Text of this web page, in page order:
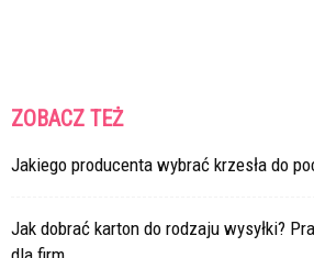
ZOBACZ TEŻ
Jakiego producenta wybrać krzesła do
Jak dobrać karton do rodzaju wysyłki?